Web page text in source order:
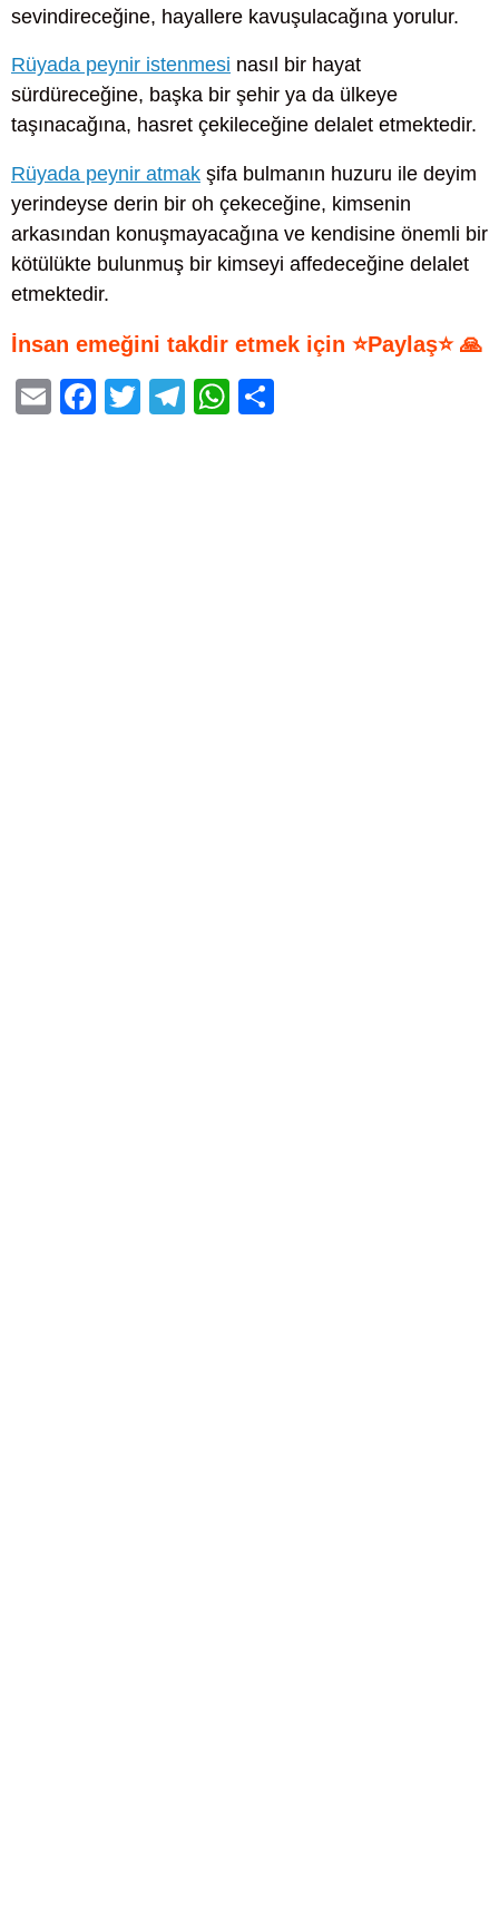
sevindireceğine, hayallere kavuşulacağına yorulur.
Rüyada peynir istenmesi nasıl bir hayat
sürdüreceğine, başka bir şehir ya da ülkeye
taşınacağına, hasret çekileceğine delalet etmektedir.
Rüyada peynir atmak şifa bulmanın huzuru ile deyim
yerindeyse derin bir oh çekeceğine, kimsenin
arkasından konuşmayacağına ve kendisine önemli bir
kötülükte bulunmuş bir kimseyi affedeceğine delalet
etmektedir.
İnsan emeğini takdir etmek için ⭐Paylaş⭐ 🙏
E
F
T
T
W